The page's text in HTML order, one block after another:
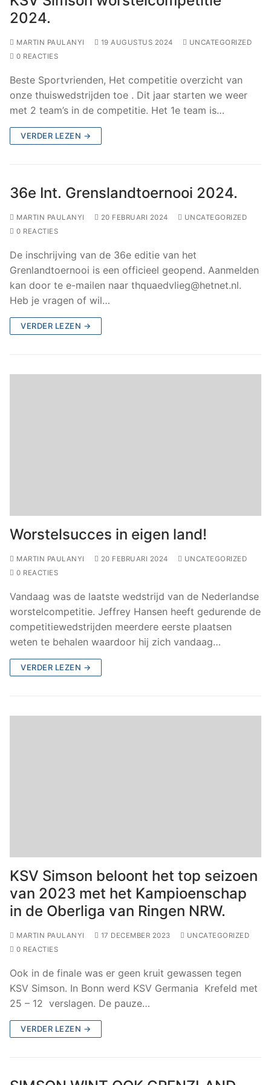
2024.
MARTIN PAULANYI 19 AUGUSTUS 2024
UNCATEGORIZED
0 REACTIES
Beste Sportvrienden, Het competitie overzicht van
onze thuiswedstrijden toe . Dit jaar starten we weer
met 2 team’s in de competitie. Het 1e team is…
VERDER LEZEN →
36e Int. Grenslandtoernooi 2024.
MARTIN PAULANYI 20 FEBRUARI 2024
UNCATEGORIZED
0 REACTIES
De inschrijving van de 36e editie van het
Grenlandtoernooi is een officieel geopend. Aanmelden
kan door te e-mailen naar thquaedvlieg@hetnet.nl.
Heb je vragen of wil…
VERDER LEZEN →
Worstelsucces in eigen land!
MARTIN PAULANYI 20 FEBRUARI 2024
UNCATEGORIZED
0 REACTIES
Vandaag was de laatste wedstrijd van de Nederlandse
worstelcompetitie. Jeffrey Hansen heeft gedurende de
competitiewedstrijden meerdere eerste plaatsen
weten te behalen waardoor hij zich vandaag…
VERDER LEZEN →
KSV Simson beloont het top seizoen
van 2023 met het Kampioenschap
in de Oberliga van Ringen NRW.
MARTIN PAULANYI 17 DECEMBER 2023
UNCATEGORIZED
0 REACTIES
Ook in de finale was er geen kruit gewassen tegen
KSV Simson. In Bonn werd KSV Germania Krefeld met
25 – 12 verslagen. De pauze…
VERDER LEZEN →